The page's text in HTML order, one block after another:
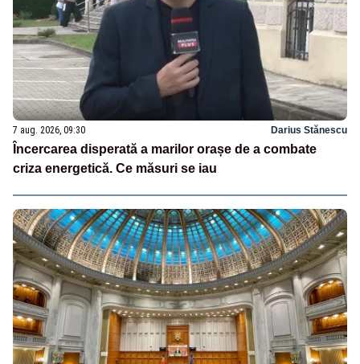
7 aug. 2026, 09:30 Darius Stănescu
Încercarea disperată a marilor orașe de a combate
criza energetică. Ce măsuri se iau